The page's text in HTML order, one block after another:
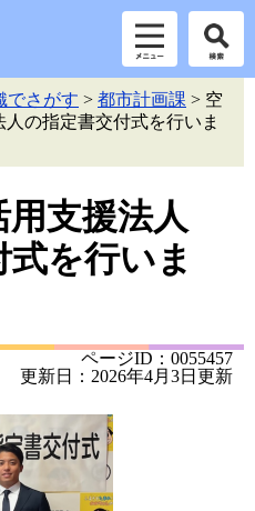
でさがす > 都市計画課 > 空
の指定書交付式を行いま
支援法人
を行いま
ページID：0055457
更新日：2026年4月3日更新